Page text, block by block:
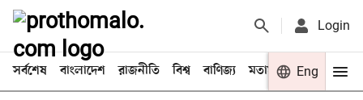
Login
সর্বশেষ বাংলাদেশ রাজনীতি বিশ্ব বাণিজ্য মতামত খেলা
Eng